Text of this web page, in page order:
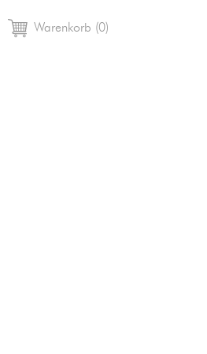
shopping_cart Warenkorb (0)